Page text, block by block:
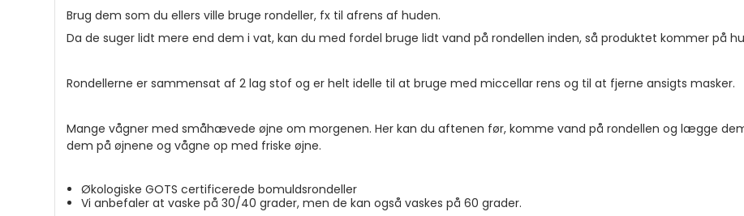
Brug dem som du ellers ville bruge rondeller, fx til afrens af huden.
Da de suger lidt mere end dem i vat, kan du med fordel bruge lidt vand på rondellen inden, så produktet kommer på
Rondellerne er sammensat af 2 lag stof og er helt idelle til at bruge med miccellar rens og til at fjerne ansigts masker.
Mange vågner med småhævede øjne om morgenen. Her kan du aftenen før, komme vand på rondellen og lægge
dem på øjnene og vågne op med friske øjne.
Økologiske GOTS certificerede bomuldsrondeller
Vi anbefaler at vaske på 30/40 grader, men de kan også vaskes på 60 grader.